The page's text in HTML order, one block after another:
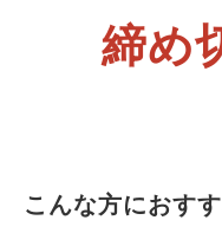
締め
こんな方におす